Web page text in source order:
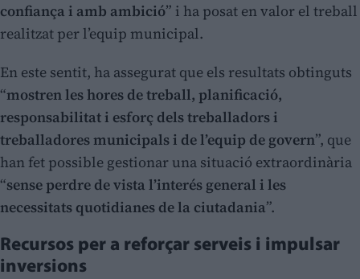
confiança i amb ambició” i ha posat en valor el treball
realitzat per l’equip municipal.
En este sentit, ha assegurat que els resultats obtinguts
“mostren les hores de treball, planificació,
responsabilitat i esforç dels treballadors i
treballadores municipals i de l’equip de govern”, que
han fet possible gestionar una situació extraordinària
“sense perdre de vista l’interés general i les
necessitats quotidianes de la ciutadania”.
Recursos per a reforçar serveis i impulsar
inversions